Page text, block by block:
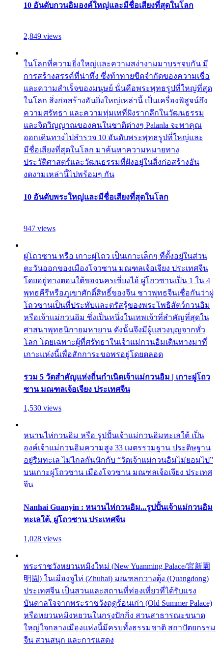
10 อันดับกวนอิมองค์ใหญ่และมีชื่อเสียงที่สุดในโลก
2,849 views
ในโลกที่ความยิ่งใหญ่และความสง่างามมาบรรจบกัน มี
การสร้างสรรค์ที่น่าทึ่ง ซึ่งท้าทายขีดจำกัดของความเชื่อ
และความสำเร็จของมนุษย์ นั่นคือพระพุทธรูปที่ใหญ่ที่สุด
ในโลก สิ่งก่อสร้างอันยิ่งใหญ่เหล่านี้ เป็นเครื่องพิสูจน์ถึง
ความศรัทธา และความทุ่มเทที่ฝังรากลึกในวัฒนธรรม
และจิตวิญญาณของคนในชาติต่างๆ Palanla จะพาคุณ
ออกเดินทางไปสำรวจ 10 อันดับพระพุทธรูปที่ใหญ่และ
มีชื่อเสียงที่สุดในโลก มาค้นหาความหมายทาง
ประวัติศาสตร์และวัฒนธรรมที่ฝังอยู่ในสิ่งก่อสร้างอัน
งดงามเหล่านี้ไปพร้อมๆ กัน
10 อันดับพระใหญ่และมีชื่อเสียงที่สุดในโลก
947 views
ผู่โถวซาน หรือ เกาะผู่โถว เป็นเกาะเล็กๆ ที่ตั้งอยู่ในส่วน
ตะวันออกของเมืองโจวซาน มณฑลเจ้อเจียง ประเทศจีน
โดยอยู่ทางตอนใต้ของนครเซี่ยงไฮ้ ผู่โถวซานเป็น 1 ใน 4
พุทธคีรีหรือภูเขาศักดิ์สิทธิ์ของจีน ชาวพุทธจีนเชื่อกันว่าผู่
โถวซานเป็นที่ประทับและตรัสรู้ของพระโพธิสัตว์กวนอิม
หรือเจ้าแม่กวนอิม ซึ่งเป็นหนึ่งในเทพเจ้าที่สำคัญที่สุดใน
ศาสนาพุทธนิกายมหายาน ดังนั้นจึงมีผู้แสวงบุญจากทั่ว
โลก โดยเฉพาะผู้ที่ศรัทธาในเจ้าแม่กวนอิมเดินทางมาที่
เกาะแห่งนี้เพื่อสักการะขอพรอยู่โดยตลอด
รวม 5 วัดสำคัญแห่งถิ่นกำเนิดเจ้าแม่กวนอิม | เกาะผู่โถว
ซาน มณฑลเจ้อเจียง ประเทศจีน
1,530 views
หนานไห่กวนอิม หรือ รูปปั้นเจ้าแม่กวนอิมทะเลใต้ เป็น
องค์เจ้าแม่กวนอิมความสูง 33 เมตรรวมฐาน ประดิษฐาน
อยู่ริมทะเล ไม่ไกลกันนักกับ “วัดเจ้าแม่กวนอิมไม่ยอมไป”
บนเกาะผู่โถวซาน เมืองโจวซาน มณฑลเจ้อเจียง ประเทศ
จีน
Nanhai Guanyin : หนานไห่กวนอิม...รูปปั้นเจ้าแม่กวนอิม
ทะเลใต้, ผู่โถวซาน ประเทศจีน
1,028 views
พระราชวังหยวนหมิงใหม่ (New Yuanming Palace/宮新園
明園) ในเมืองจูไห่ (Zhuhai) มณฑลกวางตุ้ง (Quangdong)
ประเทศจีน เป็นสวนและสถานที่ท่องเที่ยวที่ได้รับแรง
บันดาลใจจากพระราชวังฤดูร้อนเก่า (Old Summer Palace)
หรือหยวนหมิงหยวนในกรุงปักกิ่ง สวนสาธารณะขนาด
ใหญ่ใจกลางเมืองแห่งนี้มีครบทั้งธรรมชาติ สถาปัตยกรรม
จีน สวนสนุก และการแสดง